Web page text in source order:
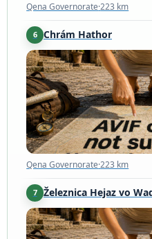
Qena Governorate·223 km
6 Chrám Hathor
Qena Governorate·223 km
Qena Governorate 223 km
7 Železnica Hejaz vo
Rashidiyah·254 km